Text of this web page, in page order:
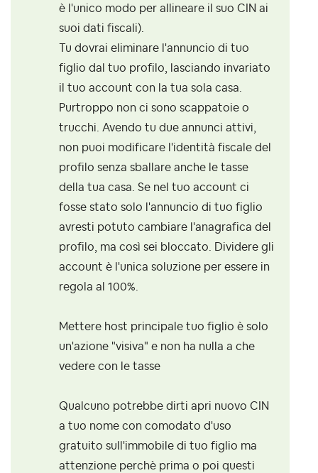
è l'unico modo per allineare il suo CIN ai
suoi dati fiscali).
Tu dovrai eliminare l'annuncio di tuo
figlio dal tuo profilo, lasciando invariato
il tuo account con la tua sola casa.
Purtroppo non ci sono scappatoie o
trucchi. Avendo tu due annunci attivi,
non puoi modificare l'identità fiscale del
profilo senza sballare anche le tasse
della tua casa. Se nel tuo account ci
fosse stato solo l'annuncio di tuo figlio
avresti potuto cambiare l'anagrafica del
profilo, ma così sei bloccato. Dividere gli
account è l'unica soluzione per essere in
regola al 100%.
Mettere host principale tuo figlio è solo
un'azione "visiva" e non ha nulla a che
vedere con le tasse
Qualcuno potrebbe dirti apri nuovo CIN
a tuo nome con comodato d'uso
gratuito sull'immobile di tuo figlio ma
attenzione perchè prima o poi questi